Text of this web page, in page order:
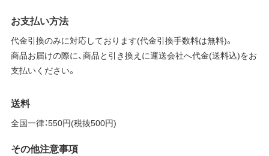
お支払い方法
代金引換のみに対応しております(代金引換手数料は無料)。
商品お届けの際に、商品と引き換えに運送会社へ代金(送料込)をお
支払いください。
送料
全国一律：550円(税抜500円)
その他注意事項